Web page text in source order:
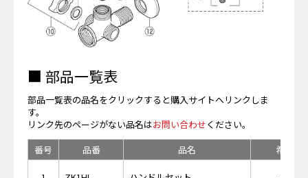
■ 部品一覧表
部品一覧表の品名をクリックすると購入サイトへリンクしま
す。
リンク先のページがない品名はお問い合わせください。
番号
品番 品名 希望小